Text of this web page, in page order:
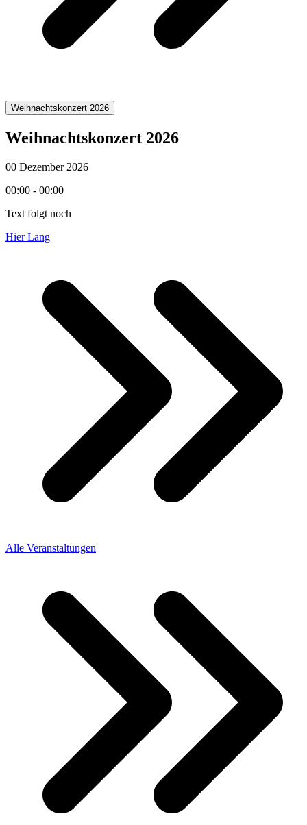
Weihnachtskonzert 2026
Weihnachtskonzert 2026
00 Dezember 2026
00:00 - 00:00
Text folgt noch
Hier Lang
Alle Veranstaltungen